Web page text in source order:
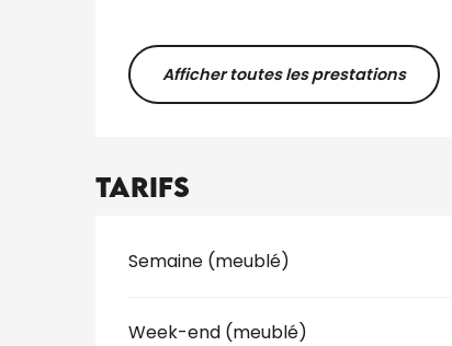
Afficher toutes les prestations
Tarifs
Tarifs 2026
Semaine (meublé)
Week-end (meublé)